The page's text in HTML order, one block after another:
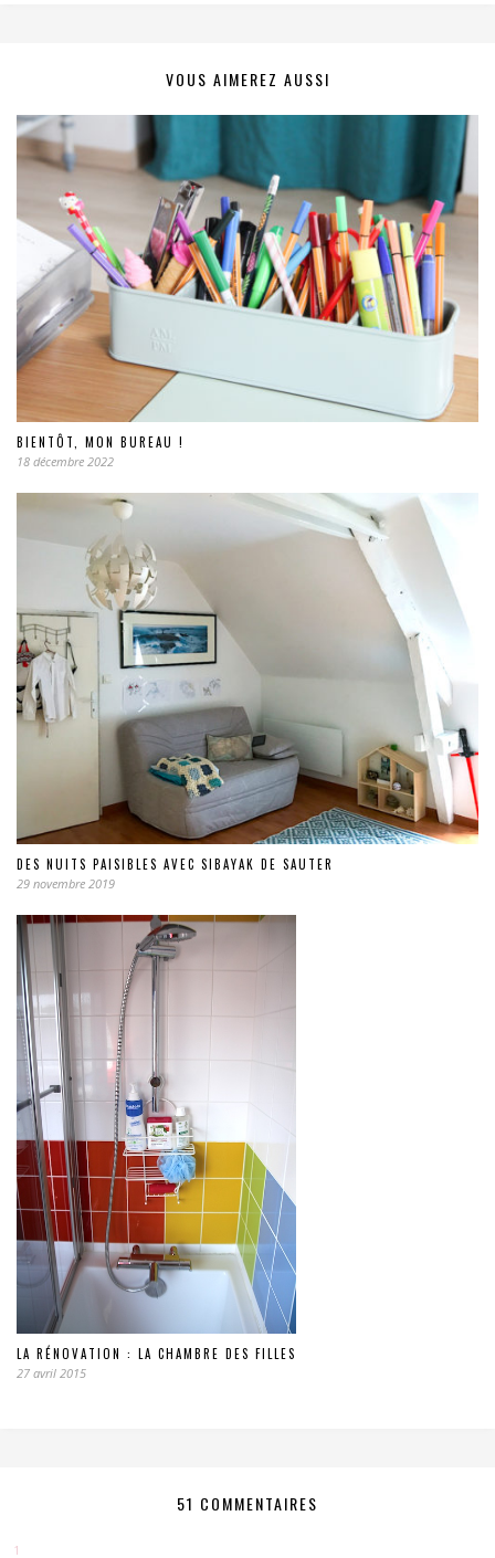
VOUS AIMEREZ AUSSI
BIENTÔT, MON BUREAU !
18 décembre 2022
DES NUITS PAISIBLES AVEC SIBAYAK DE SAUTER
29 novembre 2019
LA RÉNOVATION : LA CHAMBRE DES FILLES
27 avril 2015
51 COMMENTAIRES